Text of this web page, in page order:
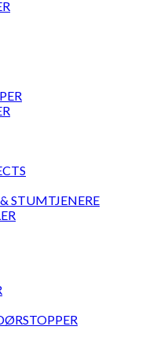
STUMTJENERE